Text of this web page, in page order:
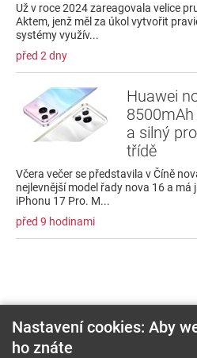
Už v roce 2024 zareagovala velice
Aktem, jenž měl za úkol vytvořit
systémy využív...
před 2 dny
Huawei
a silný
třídě
Včera večer se představila v Číně
nejlevnější model řady nova 16 a má
iPhonu 17 Pro. M...
před 9 hodinami
Nastavení cookies: Aby
ho znáte